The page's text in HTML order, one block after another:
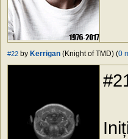
#22 by Kerrigan (Knight of TMD) (0